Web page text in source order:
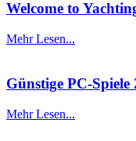
Welcome to
Mehr Lesen...
Günstige PC-
Mehr Lesen...